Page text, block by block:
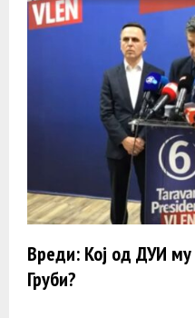
Вреди: Кој од ДУИ му
Груби?